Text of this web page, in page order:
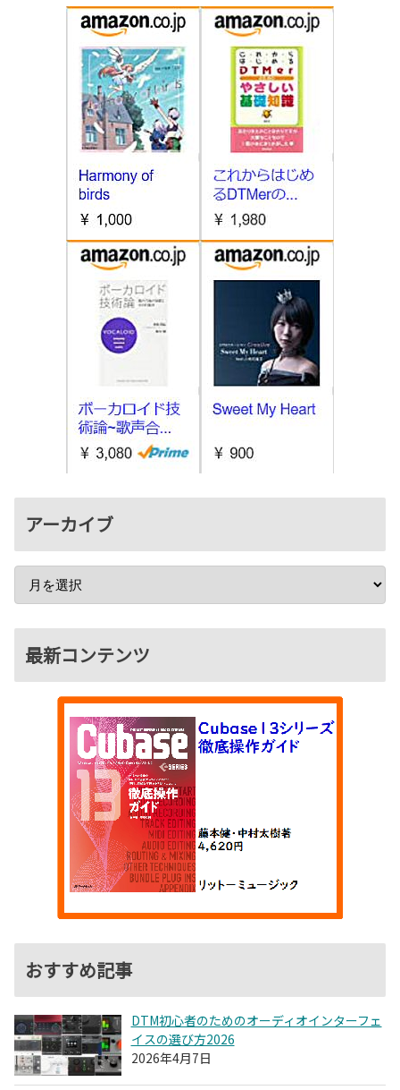
アーカイブ
最新コンテンツ
おすすめ記事
DTM初心者のためのオーディオインターフェ
イスの選び方2026
2026年4月7日